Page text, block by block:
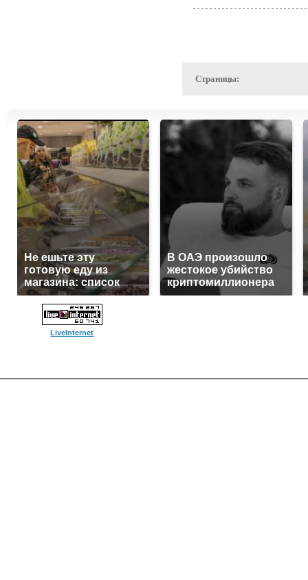
Страницы:
Не ешьте эту
готовую еду из
магазина: список
В ОАЭ произошло
жестокое убийство
криптомиллионера
LiveInternet